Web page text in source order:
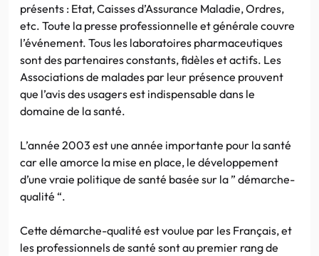
présents : Etat, Caisses d’Assurance Maladie, Ordres,
etc. Toute la presse professionnelle et générale couvre
l’événement. Tous les laboratoires pharmaceutiques
sont des partenaires constants, fidèles et actifs. Les
Associations de malades par leur présence prouvent
que l’avis des usagers est indispensable dans le
domaine de la santé.
L’année 2003 est une année importante pour la santé
car elle amorce la mise en place, le développement
d’une vraie politique de santé basée sur la ” démarche-
qualité “.
Cette démarche-qualité est voulue par les Français, et
les professionnels de santé sont au premier rang de